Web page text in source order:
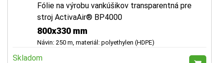
Fólie na výrobu vankúšikov transparentná pre
stroj ActivaAir® BP4000
800x330 mm
Návin: 250 m, materiál: polyethylen (HDPE)
Skladom